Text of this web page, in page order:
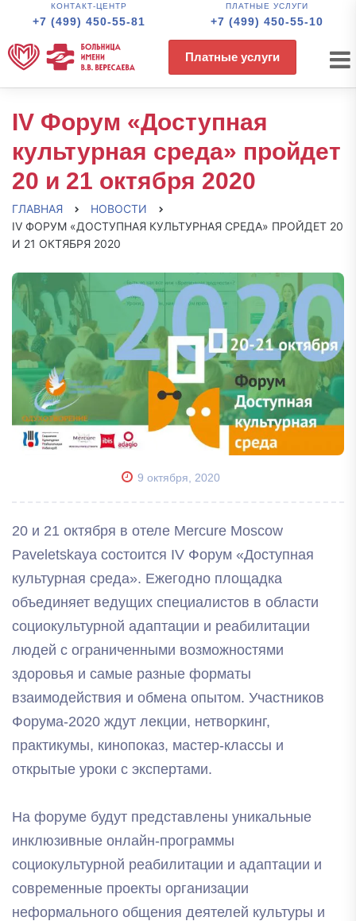
КОНТАКТ-ЦЕНТР
+7 (499) 450-55-81
ПЛАТНЫЕ УСЛУГИ
+7 (499) 450-55-10
Платные услуги
IV Форум «Доступная
культурная среда» пройдет
20 и 21 октября 2020
ГЛАВНАЯ
НОВОСТИ
IV ФОРУМ «ДОСТУПНАЯ КУЛЬТУРНАЯ СРЕДА» ПРОЙДЕТ 20
И 21 ОКТЯБРЯ 2020
9 октября, 2020
20 и 21 октября в отеле Mercure Moscow
Paveletskaya состоится IV Форум «Доступная
культурная среда». Ежегодно площадка
объединяет ведущих специалистов в области
социокультурной адаптации и реабилитации
людей с ограниченными возможностями
здоровья и самые разные форматы
взаимодействия и обмена опытом. Участников
Форума-2020 ждут лекции, нетворкинг,
практикумы, кинопоказ, мастер-классы и
открытые уроки с экспертами.
На форуме будут представлены уникальные
инклюзивные онлайн-программы
социокультурной реабилитации и адаптации и
современные проекты организации
неформального общения деятелей культуры и